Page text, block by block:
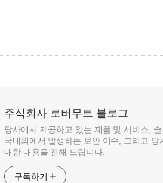
주식회사 로버무트 블로그
당사에서 제공하고 있는 제품 및 서비스,
국내외에서 발생하는 보안 이슈, 그리고
대한 내용을 전해 드립니다.
구독하기